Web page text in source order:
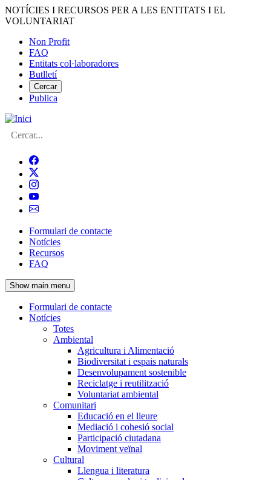
Vés
al
NOTÍCIES I RECURSOS PER A LES ENTITATS I EL
VOLUNTARIAT
Menú
del
compte
d'usuari
Non Profit
FAQ
Entitats col·laboradores
Butlletí
Cercar
Publica
Cerca
Navegació
principal
de
l'encapçalament
Formulari de contacte
Notícies
Recursos
FAQ
Show main menu
Navegació
principal
Formulari de contacte
Notícies
Totes
Ambiental
Agricultura i Alimentació
Biodiversitat i espais naturals
Desenvolupament sostenible
Reciclatge i reutilització
Voluntariat ambiental
Comunitari
Educació en el lleure
Mediació i cohesió social
Participació ciutadana
Moviment veïnal
Cultural
Llengua i literatura